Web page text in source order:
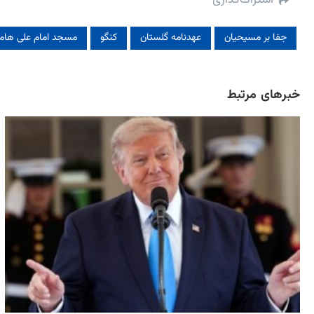
جفا بر مسیحیان عهدنامه گلستان کنگو مسجد امام علی
خبرهای مرتبط